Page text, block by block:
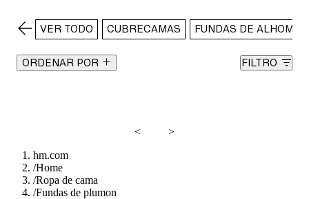
VER TODO CUBRECAMAS FUNDAS DE
ORDENAR POR FILTRO
<
>
hm.com
/Home
/Ropa de cama
/Fundas de plumon